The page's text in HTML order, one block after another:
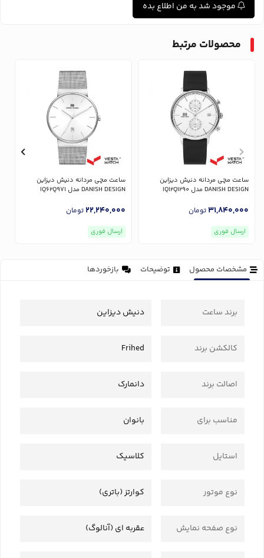
موجود شد به من اطلاع بده
محصولات مرتبط
ساعت مچی مردانه دنیش دیزاین
DANISH DESIGN مدل IQ12Q1290
31,840,000تومان
ارسال فوری
ساعت مچی مردانه دنیش دیزاین
DANISH DESIGN مدل IQ62Q971
22,240,000تومان
ارسال فوری
مشخصات محصول توضیحات بازخوردها
برند ساعت دنیش دیزاین
کالکشن برند Frihed
اصالت برند دانمارک
مناسب برای بانوان
استایل کلاسیک
نوع موتور کوارتز (باتری)
نوع صفحه نمایش عقربه ای (آنالوگ)